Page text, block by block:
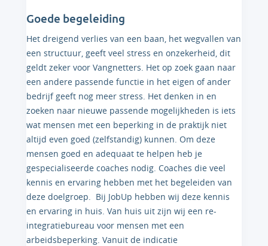
Goede begeleiding
Het dreigend verlies van een baan, het wegvallen van
een structuur, geeft veel stress en onzekerheid, dit
geldt zeker voor Vangnetters. Het op zoek gaan naar
een andere passende functie in het eigen of ander
bedrijf geeft nog meer stress. Het denken in en
zoeken naar nieuwe passende mogelijkheden is iets
wat mensen met een beperking in de praktijk niet
altijd even goed (zelfstandig) kunnen. Om deze
mensen goed en adequaat te helpen heb je
gespecialiseerde coaches nodig. Coaches die veel
kennis en ervaring hebben met het begeleiden van
deze doelgroep. Bij JobUp hebben wij deze kennis
en ervaring in huis. Van huis uit zijn wij een re-
integratiebureau voor mensen met een
arbeidsbeperking. Vanuit de indicatie